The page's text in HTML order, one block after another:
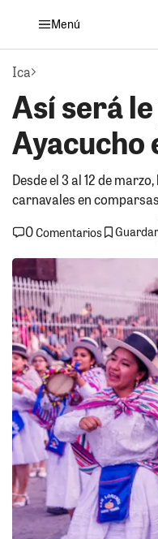
Menú
Ica
Así será
Ayacucho
Desde el 3 al 12 de
carnavales en
0Comentarios Guardar